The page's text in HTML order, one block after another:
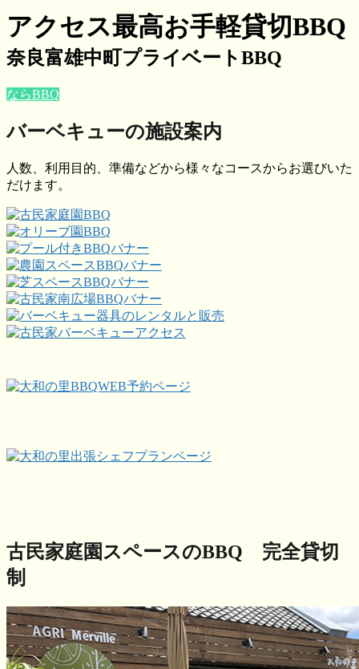
アクセス最高お手軽貸切BBQ
奈良富雄中町プライベートBBQ
ならBBQ
バーベキューの施設案内
人数、利用目的、準備などから様々なコースからお選びいた
だけます。
古民家庭園スペースのBBQ 完全貸切
制